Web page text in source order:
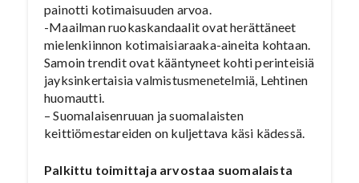
painotti kotimaisuuden arvoa.
-Maailman ruokaskandaalit ovat herättäneet
mielenkiinnon kotimaisiaraaka-aineita kohtaan.
Samoin trendit ovat kääntyneet kohti perinteisiä
jayksinkertaisia valmistusmenetelmiä, Lehtinen
huomautti.
– Suomalaisenruuan ja suomalaisten
keittiömestareiden on kuljettava käsi kädessä.
Palkittu toimittaja arvostaa suomalaista